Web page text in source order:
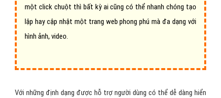
một click chuột thì bất kỳ ai cũng có thể nhanh chóng tạo
lập hay cập nhật một trang web phong phú mà đa dạng với
hình ảnh, video.
Với những định dạng được hỗ trợ người dùng có thể dễ dàng hiển